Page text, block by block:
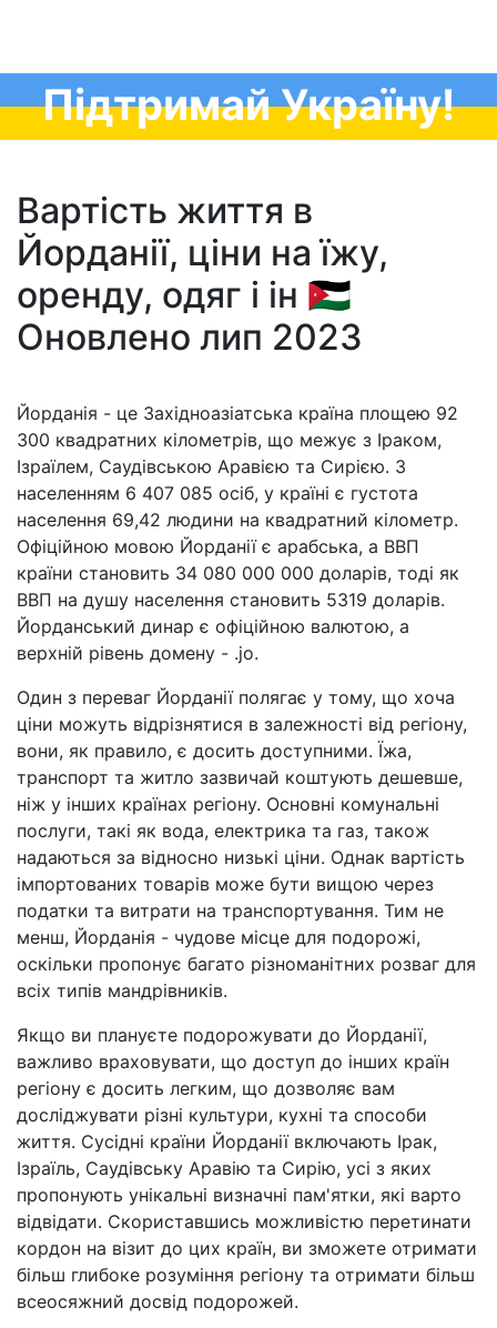
Підтримай Україну!
Вартість життя в
Йорданії, ціни на їжу,
оренду, одяг і ін 🇯🇴
Оновлено лип 2023
Йорданія - це Західноазіатська країна площею 92
300 квадратних кілометрів, що межує з Іраком,
Ізраїлем, Саудівською Аравією та Сирією. З
населенням 6 407 085 осіб, у країні є густота
населення 69,42 людини на квадратний кілометр.
Офіційною мовою Йорданії є арабська, а ВВП
країни становить 34 080 000 000 доларів, тоді як
ВВП на душу населення становить 5319 доларів.
Йорданський динар є офіційною валютою, а
верхній рівень домену - .jo.
Один з переваг Йорданії полягає у тому, що хоча
ціни можуть відрізнятися в залежності від регіону,
вони, як правило, є досить доступними. Їжа,
транспорт та житло зазвичай коштують дешевше,
ніж у інших країнах регіону. Основні комунальні
послуги, такі як вода, електрика та газ, також
надаються за відносно низькі ціни. Однак вартість
імпортованих товарів може бути вищою через
податки та витрати на транспортування. Тим не
менш, Йорданія - чудове місце для подорожі,
оскільки пропонує багато різноманітних розваг для
всіх типів мандрівників.
Якщо ви плануєте подорожувати до Йорданії,
важливо враховувати, що доступ до інших країн
регіону є досить легким, що дозволяє вам
досліджувати різні культури, кухні та способи
життя. Сусідні країни Йорданії включають Ірак,
Ізраїль, Саудівську Аравію та Сирію, усі з яких
пропонують унікальні визначні пам'ятки, які варто
відвідати. Скориставшись можливістю перетинати
кордон на візит до цих країн, ви зможете отримати
більш глибоке розуміння регіону та отримати більш
всеосяжний досвід подорожей.